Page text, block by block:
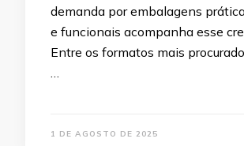
demanda por embalagens
e funcionais acompanha esse
Entre os formatos mais
…
1 DE AGOSTO DE 2025